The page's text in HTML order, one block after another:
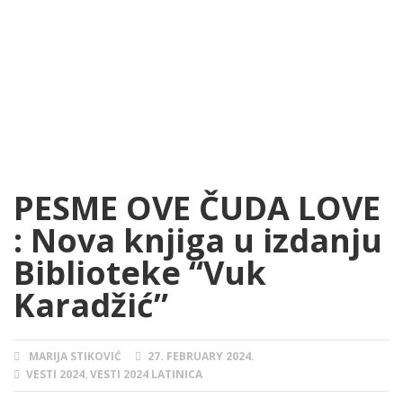
PESME OVE ČUDA LOVE
: Nova knjiga u izdanju
Biblioteke “Vuk
Karadžić”
AUTHOR
MARIJA STIKOVIĆ
POSTED
ON
27. FEBRUARY 2024.
CATEGORIES
VESTI 2024, VESTI 2024 LATINICA